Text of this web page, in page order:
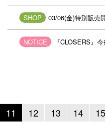
SHOP 03/06(金)特別販売
NOTICE 『CLOSERS』
11 12 13 14 15